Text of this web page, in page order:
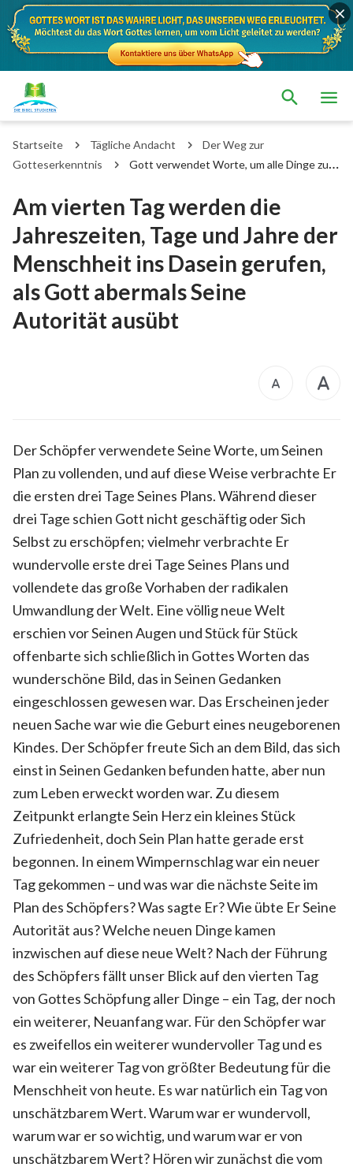
Startseite Tägliche Andacht
Der Weg zur
Gotteserkenntnis
Gott verwendet Worte, um alle Dinge zu
Am vierten Tag werden die
Jahreszeiten, Tage und Jahre der
Menschheit ins Dasein gerufen,
als Gott abermals Seine
Autorität ausübt
Der Schöpfer verwendete Seine Worte, um Seinen
Plan zu vollenden, und auf diese Weise verbrachte Er
die ersten drei Tage Seines Plans. Während dieser
drei Tage schien Gott nicht geschäftig oder Sich
Selbst zu erschöpfen; vielmehr verbrachte Er
wundervolle erste drei Tage Seines Plans und
vollendete das große Vorhaben der radikalen
Umwandlung der Welt. Eine völlig neue Welt
erschien vor Seinen Augen und Stück für Stück
offenbarte sich schließlich in Gottes Worten das
wunderschöne Bild, das in Seinen Gedanken
eingeschlossen gewesen war. Das Erscheinen jeder
neuen Sache war wie die Geburt eines neugeborenen
Kindes. Der Schöpfer freute Sich an dem Bild, das sich
einst in Seinen Gedanken befunden hatte, aber nun
zum Leben erweckt worden war. Zu diesem
Zeitpunkt erlangte Sein Herz ein kleines Stück
Zufriedenheit, doch Sein Plan hatte gerade erst
begonnen. In einem Wimpernschlag war ein neuer
Tag gekommen – und was war die nächste Seite im
Plan des Schöpfers? Was sagte Er? Wie übte Er Seine
Autorität aus? Welche neuen Dinge kamen
inzwischen auf diese neue Welt? Nach der Führung
des Schöpfers fällt unser Blick auf den vierten Tag
von Gottes Schöpfung aller Dinge – ein Tag, der noch
ein weiterer, Neuanfang war. Für den Schöpfer war
es zweifellos ein weiterer wundervoller Tag und es
war ein weiterer Tag von größter Bedeutung für die
Menschheit von heute. Es war natürlich ein Tag von
unschätzbarem Wert. Warum war er wundervoll,
warum war er so wichtig, und warum war er von
unschätzbarem Wert? Hören wir zunächst die vom